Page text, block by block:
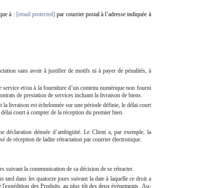
à : [email protected] par courrier postal à l’adresse indiquée à
sans avoir à justifier de motifs ni à payer de pénalités, à
et/ou à la fourniture d’un contenu numérique non fourni
de prestation de services incluant la livraison de biens.
livraison est échelonnée sur une période définie, le délai court
court à compter de la réception du premier bien.
déclaration dénuée d’ambigüité. Le Client a, par exemple, la
de réception de ladite rétractation par courrier électronique.
suivant la communication de sa décision de se rétracter.
tard dans les quatorze jours suivant la date à laquelle ce droit a
des Produits, au plus tôt des deux évènements. Au-